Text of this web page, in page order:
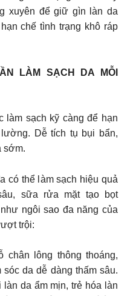
xuyên để giữ gìn làn da
chế tình trạng khô ráp
LÀM SẠCH DA MỖI
làm sạch kỹ càng để hạn
Dễ tích tụ bụi bẩn,
sớm.
có thể làm sạch hiệu quả
sữa rửa mặt tạo bọt
ngôi sao đa năng của
trội:
chân lông thông thoáng,
da dễ dàng thấm sâu.
da ẩm mịn, trẻ hóa làn